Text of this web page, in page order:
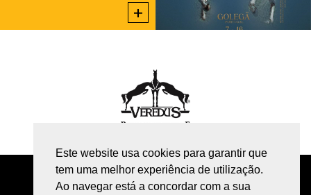
Este website usa cookies para garantir que
tem uma melhor experiência de utilização.
Ao navegar está a concordar com a sua
+
POLÍTICA DE PRIVACIDADE